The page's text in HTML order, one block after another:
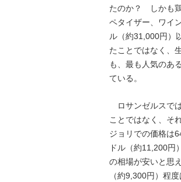
たのか？ しかも
ペタイザー、ワイ
ル（約31,000円）
たことではなく、
も、最も人気のあ
ている。
ロサンゼルスで
ことではなく、そ
ジョリでの価格は
ドル（約11,200円
の相場が安いと思
（約9,300円）程